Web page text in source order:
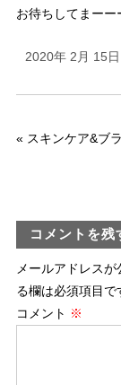
お待ちしてまーー
2020年 2月 15
« スキンケア&ブ
コメントを残
メールアドレスが
る欄は必須項目で
コメント ※